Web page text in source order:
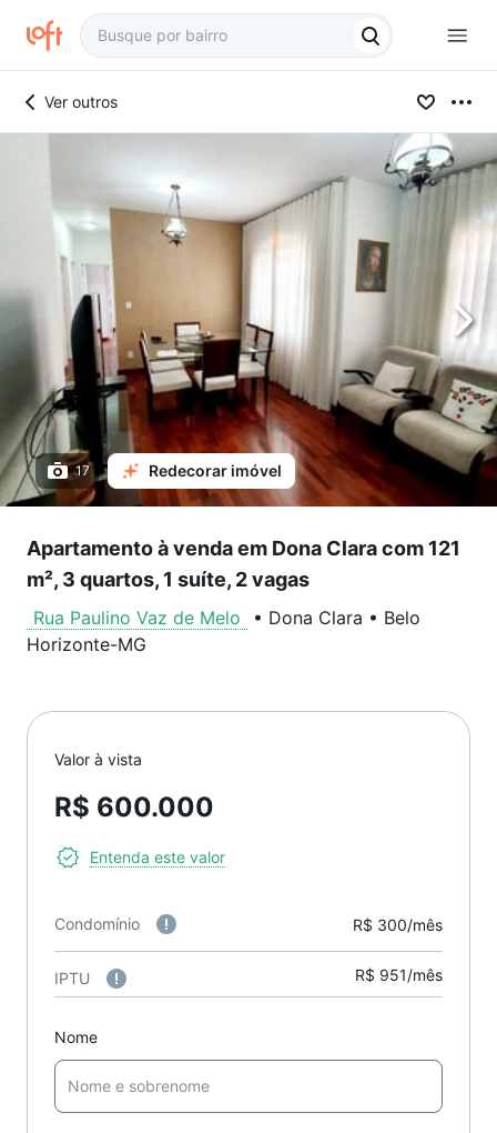
Ver outros
17 Redecorar imóvel
Apartamento à venda em Dona Clara com 121
m², 3 quartos, 1 suíte, 2 vagas
Rua Paulino Vaz de Melo • Dona Clara • Belo
Horizonte-MG
Valor à vista
R$ 600.000
Entenda este valor
Condomínio R$ 300/mês
IPTU R$ 951/mês
Nome